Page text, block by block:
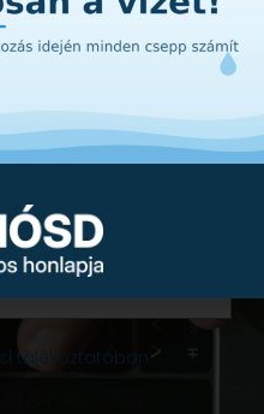
a városunkat érintő
A lényeg Diósdról -
tájékoztatóban